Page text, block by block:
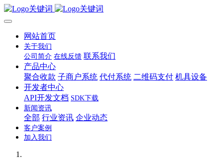
网站首页
关于我们
公司简介 在线反馈 联系我们
产品中心
聚合收款 子商户系统 代付系统 二维码支付 机具设备
开发者中心
API开发文档 SDK下载
新闻资讯
全部 行业资讯 企业动态
客户案例
加入我们